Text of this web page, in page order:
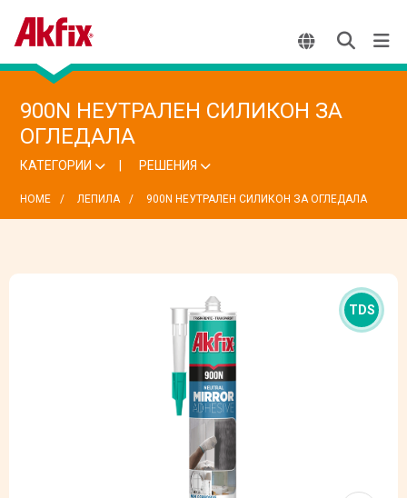
900N НЕУТРАЛЕН СИЛИКОН ЗА
ОГЛЕДАЛА
КАТЕГОРИИ РЕШЕНИЯ
HOME ЛЕПИЛА 900N НЕУТРАЛЕН СИЛИКОН ЗА ОГЛЕДАЛА
TDS